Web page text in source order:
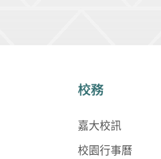
校務
嘉大校訊
校園行事曆